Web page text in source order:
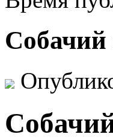
Собачий